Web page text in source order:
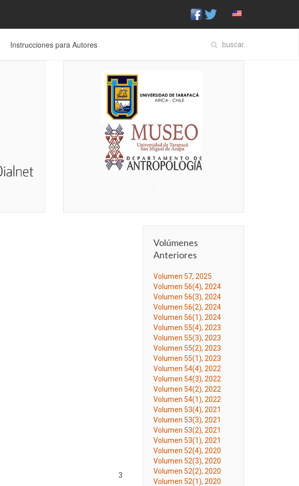
Instrucciones para Autores
3
Volúmenes
Anteriores
Volumen 57, 2025
Volumen 56(4), 2024
Volumen 56(3), 2024
Volumen 56(2), 2024
Volumen 56(1), 2024
Volumen 55(4), 2023
Volumen 55(3), 2023
Volumen 55(2), 2023
Volumen 55(1), 2023
Volumen 54(4), 2022
Volumen 54(3), 2022
Volumen 54(2), 2022
Volumen 54(1), 2022
Volumen 53(4), 2021
Volumen 53(3), 2021
Volumen 53(2), 2021
Volumen 53(1), 2021
Volumen 52(4), 2020
Volumen 52(3), 2020
Volumen 52(2), 2020
Volumen 52(1), 2020